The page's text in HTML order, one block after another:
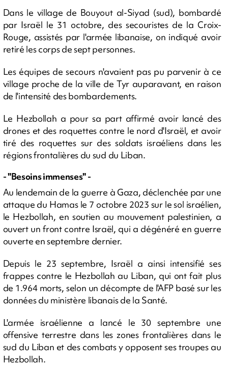
Dans le village de Bouyout al-Siyad (sud), bombardé
par Israël le 31 octobre, des secouristes de la Croix-
Rouge, assistés par l'armée libanaise, on indiqué avoir
retiré les corps de sept personnes.
Les équipes de secours n'avaient pas pu parvenir à ce
village proche de la ville de Tyr auparavant, en raison
de l'intensité des bombardements.
Le Hezbollah a pour sa part affirmé avoir lancé des
drones et des roquettes contre le nord d'Israël, et avoir
tiré des roquettes sur des soldats israéliens dans les
régions frontalières du sud du Liban.
- "Besoins immenses" -
Au lendemain de la guerre à Gaza, déclenchée par une
attaque du Hamas le 7 octobre 2023 sur le sol israélien,
le Hezbollah, en soutien au mouvement palestinien, a
ouvert un front contre Israël, qui a dégénéré en guerre
ouverte en septembre dernier.
Depuis le 23 septembre, Israël a ainsi intensifié ses
frappes contre le Hezbollah au Liban, qui ont fait plus
de 1.964 morts, selon un décompte de l'AFP basé sur les
données du ministère libanais de la Santé.
L'armée israélienne a lancé le 30 septembre une
offensive terrestre dans les zones frontalières dans le
sud du Liban et des combats y opposent ses troupes au
Hezbollah.